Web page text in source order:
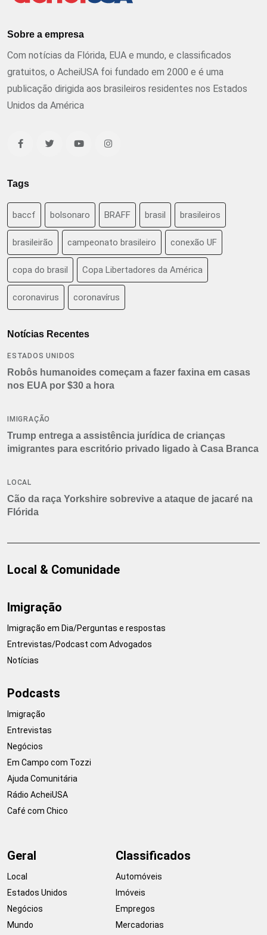
Sobre a empresa
Com notícias da Flórida, EUA e mundo, e classificados
gratuitos, o AcheiUSA foi fundado em 2000 e é uma
publicação dirigida aos brasileiros residentes nos Estados
Unidos da América
Tags
baccf bolsonaro BRAFF brasil brasileiros
brasileirão campeonato brasileiro conexão UF
copa do brasil Copa Libertadores da América
coronavirus coronavírus
Notícias Recentes
ESTADOS UNIDOS
Robôs humanoides começam a fazer faxina em casas
nos EUA por $30 a hora
IMIGRAÇÃO
Trump entrega a assistência jurídica de crianças
imigrantes para escritório privado ligado à Casa Branca
LOCAL
Cão da raça Yorkshire sobrevive a ataque de jacaré na
Flórida
Local & Comunidade
Imigração
Imigração em Dia/Perguntas e respostas
Entrevistas/Podcast com Advogados
Notícias
Podcasts
Imigração
Entrevistas
Negócios
Em Campo com Tozzi
Ajuda Comunitária
Rádio AcheiUSA
Café com Chico
Geral
Local
Estados Unidos
Negócios
Mundo
Classificados
Automóveis
Imóveis
Empregos
Mercadorias